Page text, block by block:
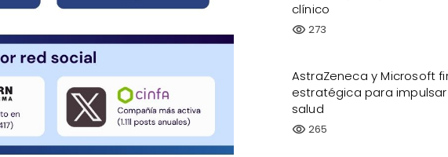
clínico
visibility 273
AstraZeneca y Microsoft
estratégica para
salud
visibility 265